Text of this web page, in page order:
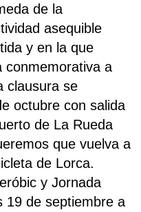
de la
asequible
y en la que
conmemorativa a
clausura se
octubre con salida
de La Rueda
que vuelva a
de Lorca.
y Jornada
19 de septiembre a